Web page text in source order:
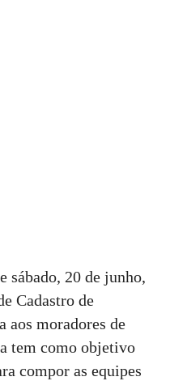
sábado, 20 de junho,
Cadastro de
aos moradores de
tem como objetivo
compor as equipes